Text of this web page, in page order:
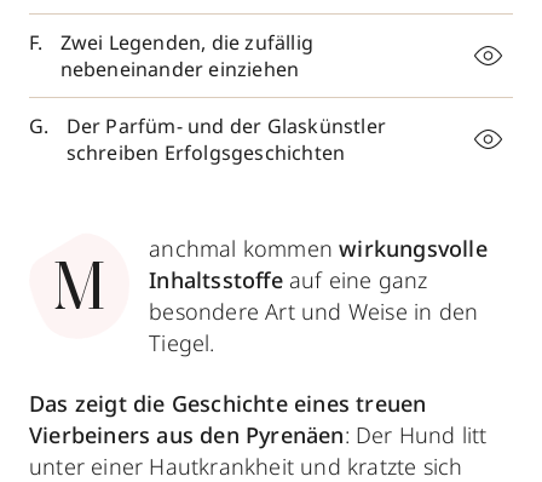
Zwei Legenden, die zufällig
nebeneinander einziehen
Der Parfüm- und der Glaskünstler
schreiben Erfolgsgeschichten
M
anchmal kommenwirkungsvolle
Inhaltsstoffeauf eine ganz
besondere Art und Weise in den
Tiegel.
Das zeigt die Geschichte eines treuen
Vierbeiners aus den Pyrenäen: Der Hund litt
unter einer Hautkrankheit und kratzte sich